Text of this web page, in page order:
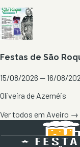
Festas de São
15/08/2026 — 16/08/
Oliveira de Azeméis
Ver todos em Aveiro →